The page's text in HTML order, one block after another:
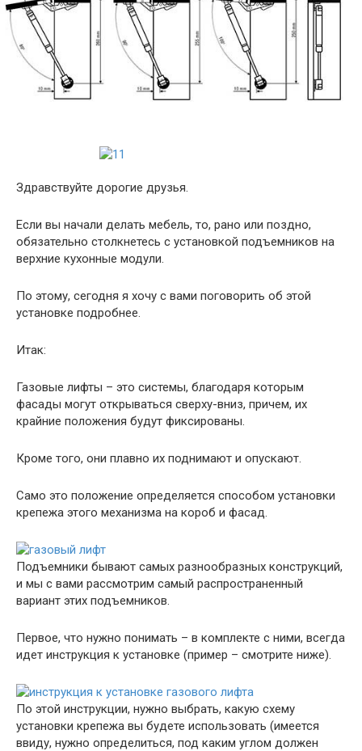
Здравствуйте дорогие друзья.
Если вы начали делать мебель, то, рано или поздно,
обязательно столкнетесь с установкой подъемников на
верхние кухонные модули.
По этому, сегодня я хочу с вами поговорить об этой
установке подробнее.
Итак:
Газовые лифты – это системы, благодаря которым
фасады могут открываться сверху-вниз, причем, их
крайние положения будут фиксированы.
Кроме того, они плавно их поднимают и опускают.
Само это положение определяется способом установки
крепежа этого механизма на короб и фасад.
Подъемники бывают самых разнообразных конструкций,
и мы с вами рассмотрим самый распространенный
вариант этих подъемников.
Первое, что нужно понимать – в комплекте с ними, всегда
идет инструкция к установке (пример – смотрите ниже).
По этой инструкции, нужно выбрать, какую схему
установки крепежа вы будете использовать (имеется
ввиду, нужно определиться, под каким углом должен